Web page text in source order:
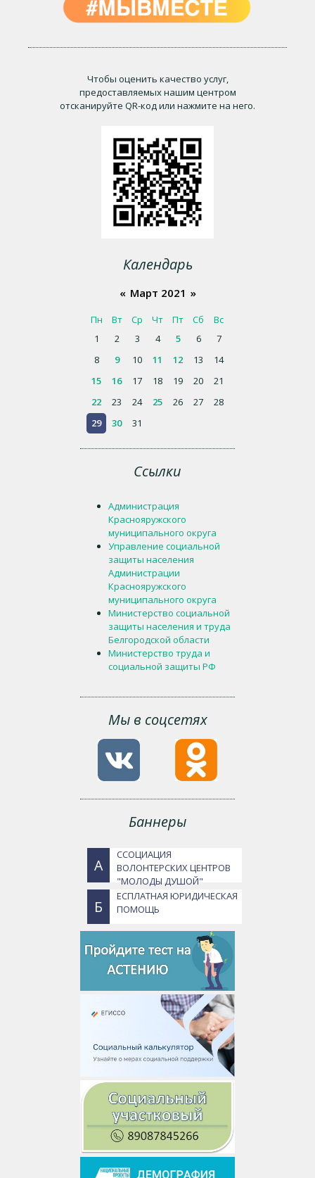
Чтобы оценить качество услуг,
предоставляемых нашим центром
отсканируйте QR-код или нажмите на него.
Календарь
« Март 2021 »
Пн Вт Ср Чт Пт Сб
Вс
1
2 3 4 5 6
7
8
9 10 11 12 13
14
15
16 17 18 19 20
21
22
23 24 25 26 27
28
29
30 31
Ссылки
Администрация
Краснояружского
муниципального округа
Управление социальной
защиты населения
Администрации
Краснояружского
муниципального округа
Министерство социальной
защиты населения и труда
Белгородской области
Министерство труда и
социальной защиты РФ
Мы в соцсетях
Баннеры
А
ССОЦИАЦИЯ
ВОЛОНТЕРСКИХ ЦЕНТРОВ
"МОЛОДЫ ДУШОЙ"
Б
ЕСПЛАТНАЯ ЮРИДИЧЕСКАЯ
ПОМОЩЬ